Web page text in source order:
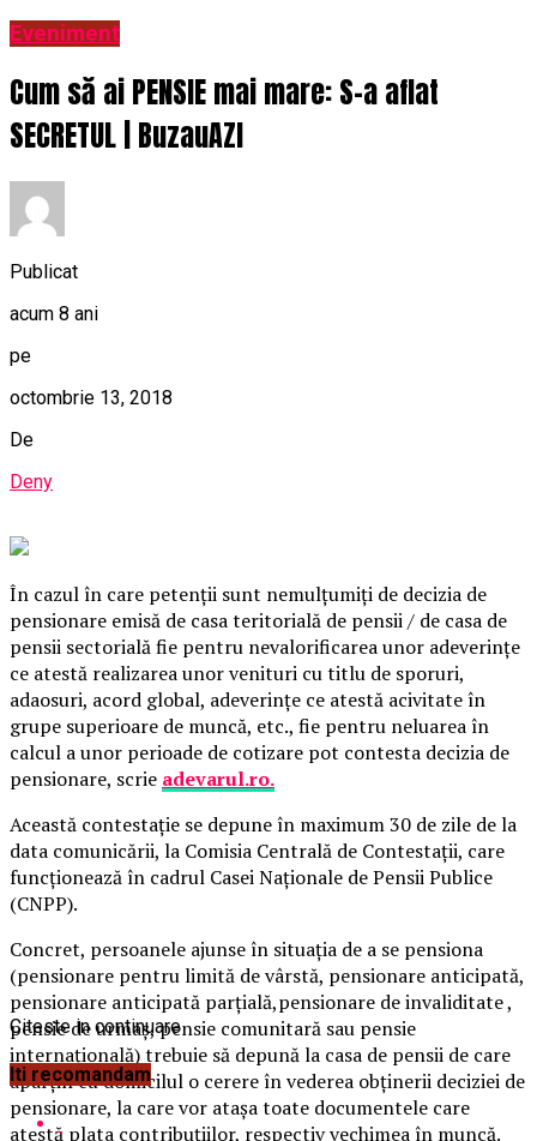
Eveniment
Cum să ai PENSIE mai mare: S-a aflat
SECRETUL | BuzauAZI
Publicat
acum 8 ani
pe
octombrie 13, 2018
De
Deny
În cazul în care petenţii sunt nemulţumiţi de decizia de
pensionare emisă de casa teritorială de pensii / de casa de
pensii sectorială fie pentru nevalorificarea unor adeverinţe
ce atestă realizarea unor venituri cu titlu de sporuri,
adaosuri, acord global, adeverinţe ce atestă acivitate în
grupe superioare de muncă, etc., fie pentru neluarea în
calcul a unor perioade de cotizare pot contesta decizia de
pensionare, scrie adevarul.ro.
Această contestaţie se depune în maximum 30 de zile de la
data comunicării, la Comisia Centrală de Contestaţii, care
funcţionează în cadrul Casei Naţionale de Pensii Publice
(CNPP).
Concret, persoanele ajunse în situaţia de a se pensiona
(pensionare pentru limită de vârstă, pensionare anticipată,
pensionare anticipată parţială,pensionare de invaliditate ,
pensie de urmaş, pensie comunitară sau pensie
internaţională) trebuie să depună la casa de pensii de care
aparţin cu domicilul o cerere în vederea obţinerii deciziei de
pensionare, la care vor ataşa toate documentele care
atestă plata contribuţiilor, respectiv vechimea în muncă.
Citeste in continuare
Iti recomandam